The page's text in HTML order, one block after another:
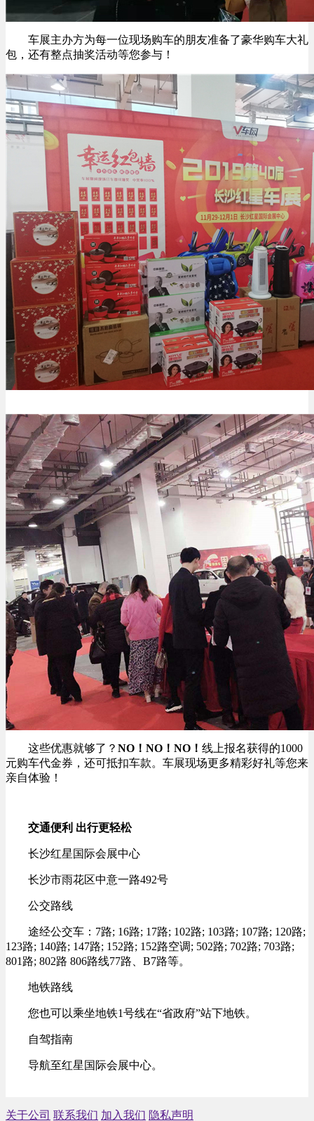
车展主办方为每一位现场购车的朋友准备了豪华购车大礼
包，还有整点抽奖活动等您参与！
这些优惠就够了？ NO！NO！NO！ 线上报名获得的1000
元购车代金券，还可抵扣车款。车展现场更多精彩好礼等您来
亲自体验！
交通便利 出行更轻松
长沙红星国际会展中心
长沙市雨花区中意一路492号
公交路线
途经公交车：7路; 16路; 17路; 102路; 103路; 107路; 120路;
123路; 140路; 147路; 152路; 152路空调; 502路; 702路; 703路;
801路; 802路 806路线77路、B7路等。
地铁路线
您也可以乘坐地铁1号线在“省政府”站下地铁。
自驾指南
导航至红星国际会展中心。
关于公司 联系我们 加入我们 隐私声明